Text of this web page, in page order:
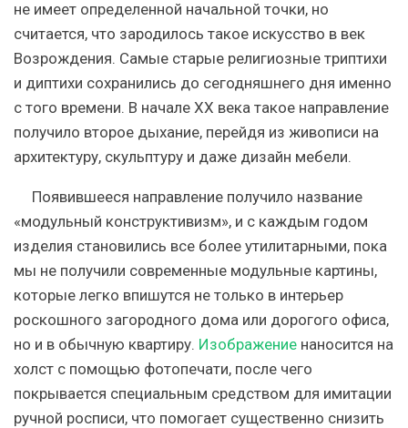
не имеет определенной начальной точки, но
считается, что зародилось такое искусство в век
Возрождения. Самые старые религиозные триптихи
и диптихи сохранились до сегодняшнего дня именно
с того времени. В начале XX века такое направление
получило второе дыхание, перейдя из живописи на
архитектуру, скульптуру и даже дизайн мебели.
Появившееся направление получило название
«модульный конструктивизм», и с каждым годом
изделия становились все более утилитарными, пока
мы не получили современные модульные картины,
которые легко впишутся не только в интерьер
роскошного загородного дома или дорогого офиса,
но и в обычную квартиру. Изображение наносится на
холст с помощью фотопечати, после чего
покрывается специальным средством для имитации
ручной росписи, что помогает существенно снизить